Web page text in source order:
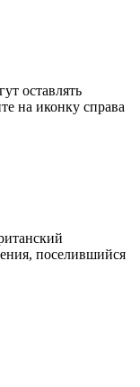
оставлять
на иконку справа
поселившийся